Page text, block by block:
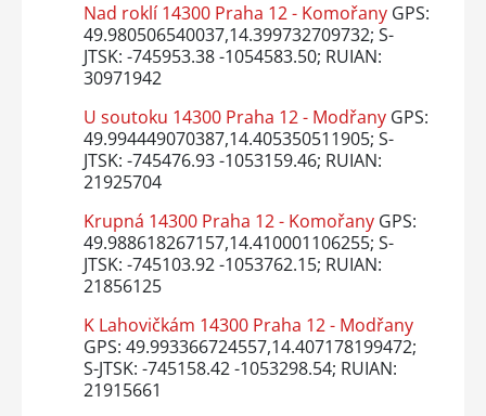
Nad roklí 14300 Praha 12 - KomořanyGPS:
49.980506540037,14.399732709732; S-
JTSK: -745953.38 -1054583.50; RUIAN:
30971942
U soutoku 14300 Praha 12 - ModřanyGPS:
49.994449070387,14.405350511905; S-
JTSK: -745476.93 -1053159.46; RUIAN:
21925704
Krupná 14300 Praha 12 - KomořanyGPS:
49.988618267157,14.410001106255; S-
JTSK: -745103.92 -1053762.15; RUIAN:
21856125
K Lahovičkám 14300 Praha 12 - Modřany
GPS: 49.993366724557,14.407178199472;
S-JTSK: -745158.42 -1053298.54; RUIAN:
21915661